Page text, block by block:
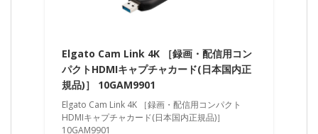
Elgato Cam Link 4K ［録画・配信用コン
パクトHDMIキャプチャカード(日本国内正
規品)］ 10GAM9901
Elgato Cam Link 4K ［録画・配信用コンパクト
HDMIキャプチャカード(日本国内正規品)］
10GAM9901